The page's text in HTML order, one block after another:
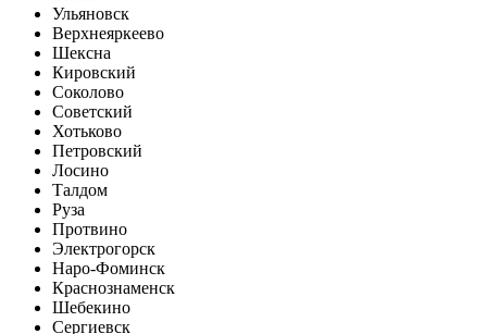
Ульяновск
Верхнеяркеево
Шексна
Кировский
Соколово
Советский
Хотьково
Петровский
Лосино
Талдом
Руза
Протвино
Электрогорск
Наро-Фоминск
Краснознаменск
Шебекино
Сергиевск